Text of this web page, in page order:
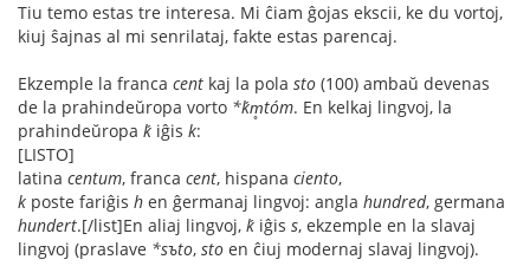
Tiu temo estas tre interesa. Mi ĉiam ĝojas ekscii, ke du vortoj,
kiuj ŝajnas al mi senrilataj, fakte estas parencaj.
Ekzemple la franca cent kaj la pola sto (100) ambaŭ devenas
de la prahindeŭropa vorto *ḱm̥tóm. En kelkaj lingvoj, la
prahindeŭropa ḱ iĝis k:
[LISTO]
latina centum, franca cent, hispana ciento,
k poste fariĝis h en ĝermanaj lingvoj: angla hundred, germana
hundert.[/list]En aliaj lingvoj, ḱ iĝis s, ekzemple en la slavaj
lingvoj (praslave *sъto, sto en ĉiuj modernaj slavaj lingvoj).